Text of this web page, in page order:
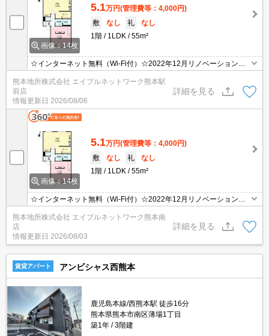
画像：14枚
5.1万円(管理費等：4,000円)
敷
なし 礼
なし
1階
1LDK 55m²
☆インターネット無料（Wi-Fi付）☆2022年12月リノベーション済
クインクローゼット・納戸付き♪マルエイ近見店まで205ｍ♪
熊本地所株式会社 エイブルネットワーク熊本駅
前店
情報更新日 2026/08/06
詳細を見る
画像：14枚
5.1万円(管理費等：4,000円)
敷
なし 礼
なし
1階
1LDK 55m²
☆インターネット無料（Wi-Fi付）☆2022年12月リノベーション済
み物件☆3口コンロのシステムキッチン!!たっぷり収納できるウォー
クインクローゼット・納戸付き♪マルエイ近見店まで205ｍ♪
熊本地所株式会社 エイブルネットワーク熊本南
店
情報更新日 2026/08/03
詳細を見る
賃貸アパート アンビシャス西熊本
鹿児島本線/西熊本駅 徒歩16分
熊本県熊本市南区薄場1丁目
築1年
3階建